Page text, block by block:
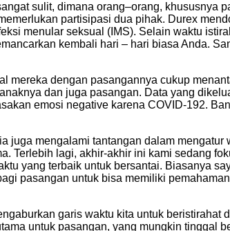
sulit, dimana orang–orang, khususnya
partisipasi dua pihak. Durex
menular seksual (IMS). Selain waktu
kembali hari – hari biasa Anda.
mereka dengan pasangannya cukup
dan juga pasangan. Data yang
emosi negative karena COVID-192.
juga mengalami tantangan dalam mengatur
Terlebih lagi, akhir-akhir ini kami sedang
yang terbaik untuk bersantai. Biasanya
pasangan untuk bisa memiliki
garis waktu kita untuk beristirahat
untuk pasangan, yang mungkin tinggal